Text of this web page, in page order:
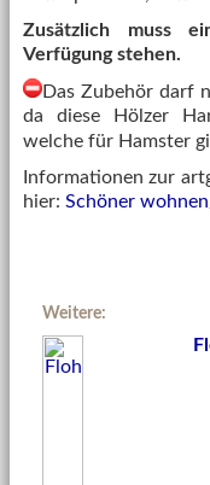
Zusätzlich muss
Verfügung stehen.
Das Zubehör darf
da diese Hölzer
welche für Hamster
Informationen zur
hier: Schöner
Weitere: